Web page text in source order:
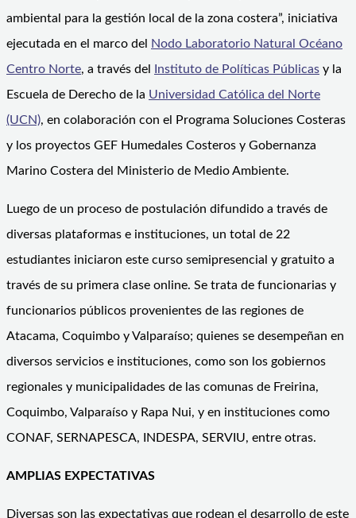
ambiental para la gestión local de la zona costera”, iniciativa
ejecutada en el marco del Nodo Laboratorio Natural Océano
Centro Norte, a través del Instituto de Políticas Públicas y la
Escuela de Derecho de la Universidad Católica del Norte
(UCN), en colaboración con el Programa Soluciones Costeras
y los proyectos GEF Humedales Costeros y Gobernanza
Marino Costera del Ministerio de Medio Ambiente.
Luego de un proceso de postulación difundido a través de
diversas plataformas e instituciones, un total de 22
estudiantes iniciaron este curso semipresencial y gratuito a
través de su primera clase online. Se trata de funcionarias y
funcionarios públicos provenientes de las regiones de
Atacama, Coquimbo y Valparaíso; quienes se desempeñan en
diversos servicios e instituciones, como son los gobiernos
regionales y municipalidades de las comunas de Freirina,
Coquimbo, Valparaíso y Rapa Nui, y en instituciones como
CONAF, SERNAPESCA, INDESPA, SERVIU, entre otras.
AMPLIAS EXPECTATIVAS
Diversas son las expectativas que rodean el desarrollo de este